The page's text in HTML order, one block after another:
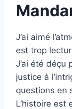
J’ai aimé
est trop
J’ai été déçu
justice à
questions en
L’histoire est